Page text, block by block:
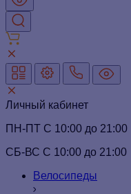
Личный кабинет
ПН-ПТ C 10:00 до 21:00
СБ-ВС С 10:00 до 21:00
Велосипеды